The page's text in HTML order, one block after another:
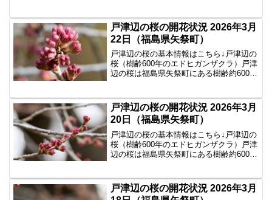
年3月23日の戸津辺の桜の様子2026年3月
2...
戸津辺の桜の開花状況 2026年3月
22日（福島県矢祭町）
戸津辺の桜の基本情報はこちら↓戸津辺の
桜（樹齢600年のエドヒガンザクラ）戸津
辺の桜は福島県矢祭町にある樹齢約600年
日の戸津辺の桜の様子2026年3月22日 7...
戸津辺の桜の開花状況 2026年3月
20日（福島県矢祭町）
戸津辺の桜の基本情報はこちら↓戸津辺の
桜（樹齢600年のエドヒガンザクラ）戸津
辺の桜は福島県矢祭町にある樹齢約600年
年3月20日の戸津辺の桜の様子2026年3月
2...
戸津辺の桜の開花状況 2026年3月